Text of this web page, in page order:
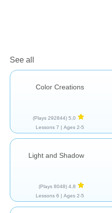
See all
Color Creations
5,0
(292844 Plays)
Ages 2-5 |
7 Lessons
Light and Shadow
4,8
(8048 Plays)
Ages 2-5 |
6 Lessons